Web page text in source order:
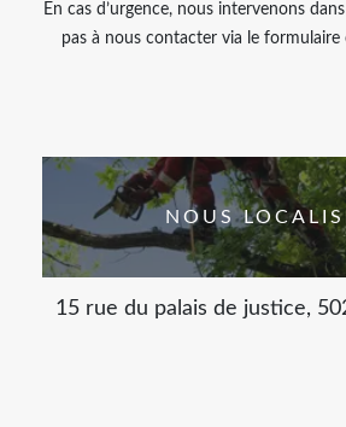
En cas d’urgence, nous intervenons
pas à nous contacter via le formulaire
NOUS
15 rue du palais de justice,